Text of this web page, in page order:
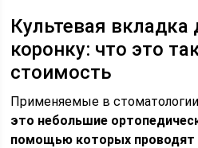
Культевая вкладка
коронку: что это
стоимость
Применяемые в стоматологии
это небольшие
помощью которых проводят